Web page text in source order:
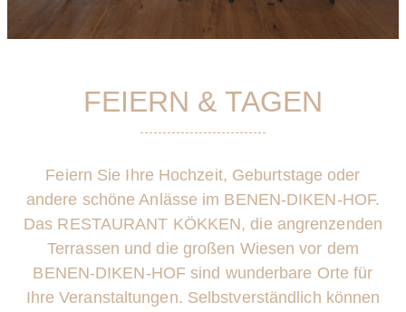
FEIERN & TAGEN
Feiern Sie Ihre Hochzeit, Geburtstage oder
andere schöne Anlässe im BENEN-DIKEN-HOF.
Das RESTAURANT KÖKKEN, die angrenzenden
Terrassen und die großen Wiesen vor dem
BENEN-DIKEN-HOF sind wunderbare Orte für
Ihre Veranstaltungen. Selbstverständlich können